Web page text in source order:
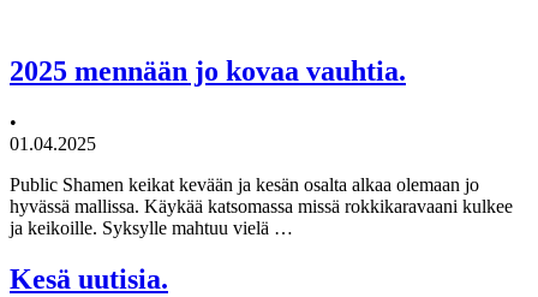
2025 mennään jo kovaa vauhtia.
•
01.04.2025
Public Shamen keikat kevään ja kesän osalta alkaa olemaan jo
hyvässä mallissa. Käykää katsomassa missä rokkikaravaani kulkee
ja keikoille. Syksylle mahtuu vielä …
Kesä uutisia.